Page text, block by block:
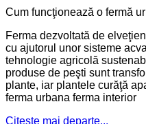
Cum funcţionează o fermă
Ferma dezvoltată de
cu ajutorul unor sisteme
tehnologie agricolă
produse de peşti sunt
plante, iar plantele curăţă
ferma urbana ferma interior
Citește mai departe...